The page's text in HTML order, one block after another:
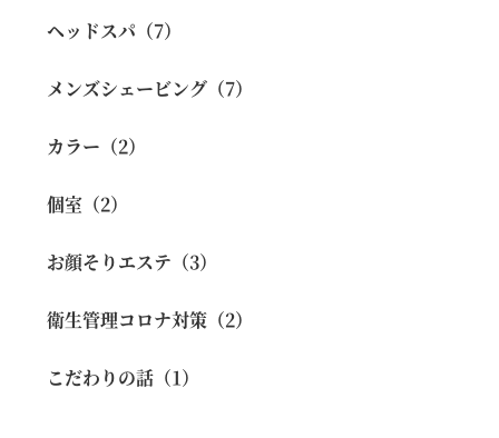
ヘッドスパ（7）
メンズシェービング（7）
カラー（2）
個室（2）
お顔そりエステ（3）
衛生管理コロナ対策（2）
こだわりの話（1）